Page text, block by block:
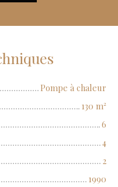
Pompe à chaleur
130 m²
6
4
2
1990